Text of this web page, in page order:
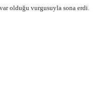
olduğu vurgusuyla sona erdi.